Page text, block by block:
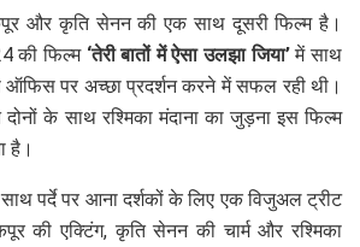
और कृति सेनन की एक साथ दूसरी फिल्म है।
की फिल्म ‘तेरी बातों में ऐसा उलझा जिया’में साथ
ऑफिस पर अच्छा प्रदर्शन करने में सफल रही थी।
के साथ रश्मिका मंदाना का जुड़ना इस फिल्म
है।
पर्दे पर आना दर्शकों के लिए एक विजुअल ट्रीट
की एक्टिंग, कृति सेनन की चार्म और रश्मिका